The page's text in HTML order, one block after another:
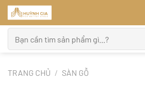
Bỏ
qua
nội
dung
kiếm:
TRANG CHỦ / SÀN GỖ